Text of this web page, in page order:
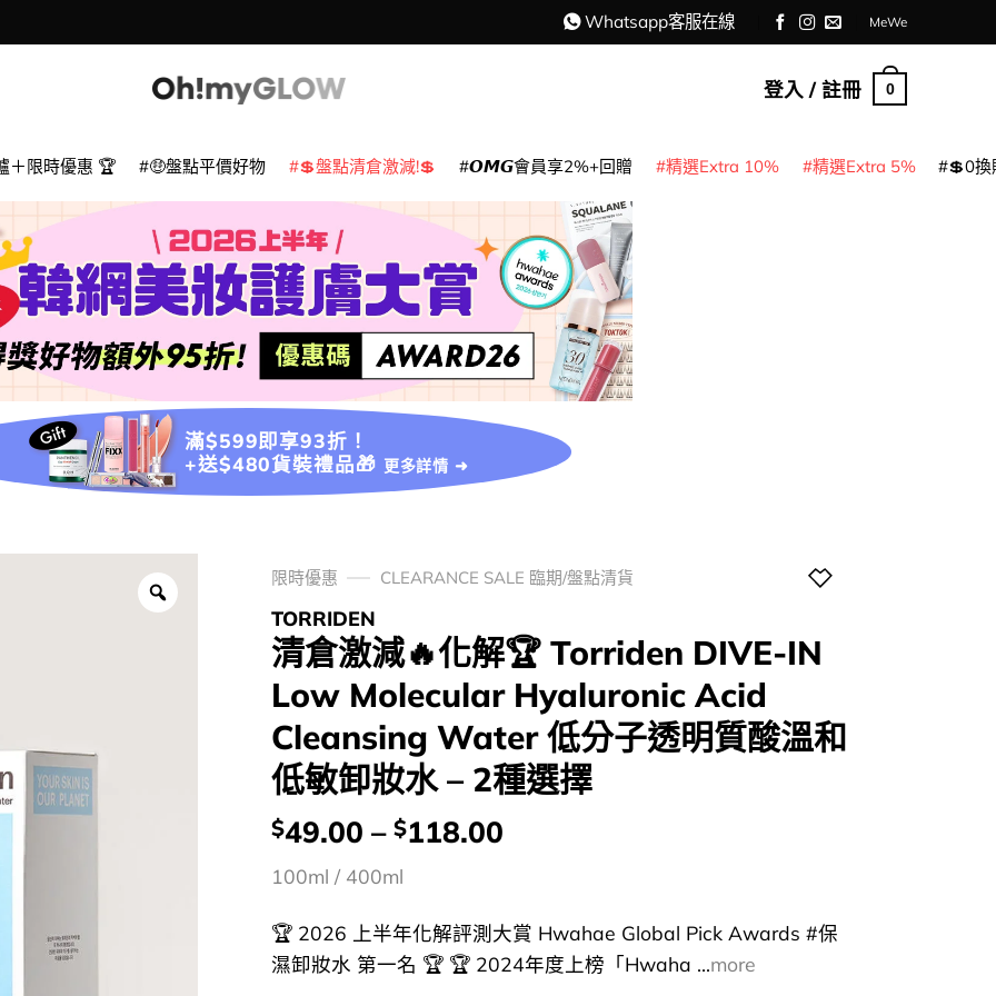
Whatsapp客服在線 MeWe
登入 / 註冊 0
＋限時優惠 🏆 🤑盤點平價好物 💲盤點清倉激減!💲 𝙊𝙈𝙂會員享2%+回贈 精選Extra 10% 精選Extra 5% 💲0換
滿$599即享93折！
+送$480貨裝禮品🎁 更多詳情 ➜
限時優惠 CLEARANCE SALE 臨期/盤點清貨
TORRIDEN
清倉激減🔥化解🏆 Torriden DIVE-IN
Low Molecular Hyaluronic Acid
Cleansing Water 低分子透明質酸溫和
低敏卸妝水 – 2種選擇
價
$49.00 – $118.00
100ml / 400ml
🏆 2026 上半年化解評測大賞 Hwahae Global Pick Awards #保
濕卸妝水 第一名 🏆 🏆 2024年度上榜「Hwaha ...more